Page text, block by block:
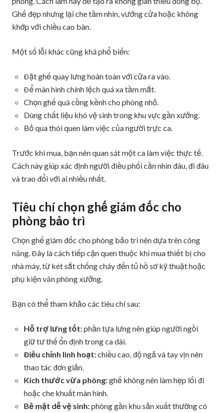
Ghế đẹp nhưng lại che tầm nhìn, vướng cửa hoặc không
khớp với chiều cao bàn.
Một số lỗi khác cũng khá phổ biến:
Đặt ghế quay lưng hoàn toàn với cửa ra vào.
Để màn hình chính lệch quá xa tầm mắt.
Chọn ghế quá cồng kềnh cho phòng nhỏ.
Dùng chất liệu khó vệ sinh trong khu vực gần xưởng.
Bỏ qua thói quen làm việc của người trực ca.
Trước khi mua, bạn nên quan sát một ca làm việc thực tế.
Cách này giúp xác định người điều phối cần nhìn đâu, đi đâu
và trao đổi với ai nhiều nhất.
Tiêu chí chọn ghế giám đốc cho
phòng bảo trì
Chọn ghế giám đốc cho phòng bảo trì nên dựa trên công
năng. Đây là cách tiếp cận quen thuộc khi mua thiết bị cho
nhà máy, từ két sắt chống cháy đến tủ hồ sơ kỹ thuật hoặc
phụ kiện văn phòng xưởng.
Bạn có thể tham khảo các tiêu chí sau:
Hỗ trợ lưng tốt:phần tựa lưng nên giúp người ngồi
giữ tư thế ổn định trong ca dài.
Điều chỉnh linh hoạt:chiều cao, độ ngả và tay vịn nên
thao tác đơn giản.
Kích thước vừa phòng:ghế không nên làm hẹp lối đi
hoặc che khuất màn hình.
Bề mặt dễ vệ sinh:phòng gần khu sản xuất thường có